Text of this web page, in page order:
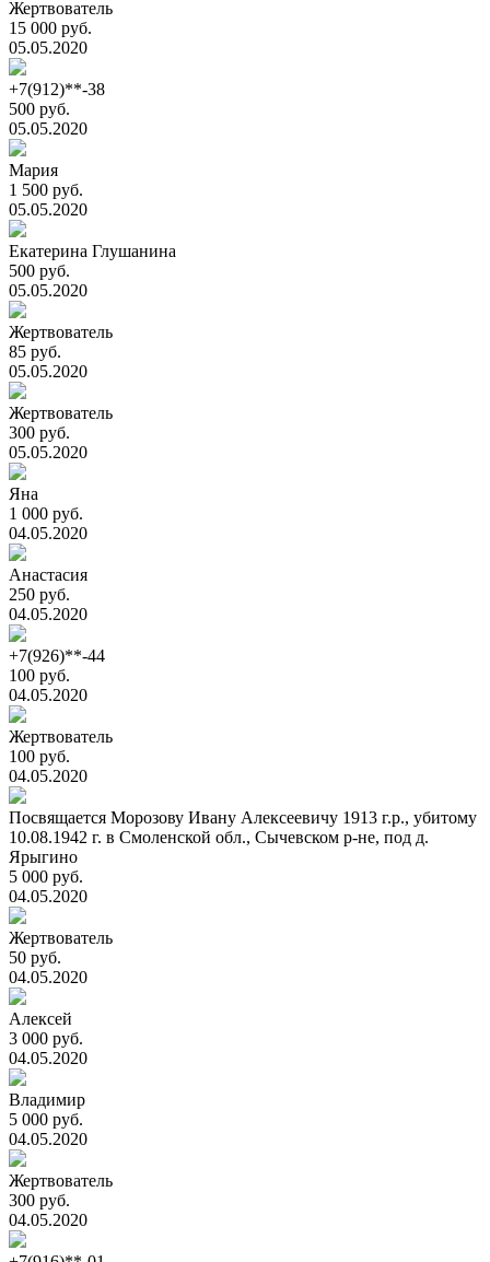
Жертвователь
15 000 руб.
05.05.2020
+7(912)**-38
500 руб.
05.05.2020
Мария
1 500 руб.
05.05.2020
Екатерина Глушанина
500 руб.
05.05.2020
Жертвователь
85 руб.
05.05.2020
Жертвователь
300 руб.
05.05.2020
Яна
1 000 руб.
04.05.2020
Анастасия
250 руб.
04.05.2020
+7(926)**-44
100 руб.
04.05.2020
Жертвователь
100 руб.
04.05.2020
Посвящается Морозову Ивану Алексеевичу 1913 г.р., убитому
10.08.1942 г. в Смоленской обл., Сычевском р-не, под д.
Ярыгино
5 000 руб.
04.05.2020
Жертвователь
50 руб.
04.05.2020
Алексей
3 000 руб.
04.05.2020
Владимир
5 000 руб.
04.05.2020
Жертвователь
300 руб.
04.05.2020